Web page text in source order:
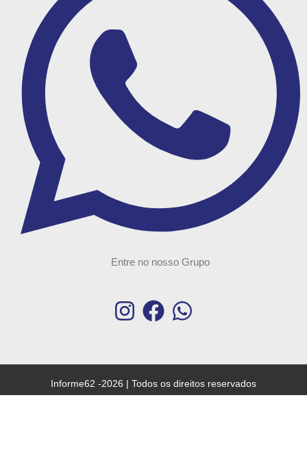
Entre no nosso Grupo
Informe62 -2026 | Todos os direitos reservados